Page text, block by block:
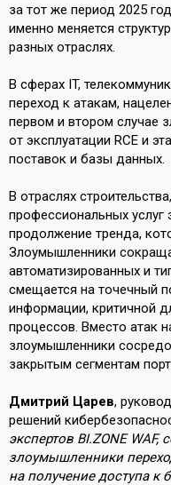
за тот же период 2025
именно меняется
разных отраслях.
В сферах IT,
переход к атакам,
первом и втором случае
от эксплуатации RCE и
поставок и базы данных.
В отраслях
профессиональных услуг
продолжение тренда,
Злоумышленники
автоматизированных и
смещается на точечный
информации, критичной
процессов. Вместо атак
злоумышленники
закрытым сегментам
Дмитрий Царев,
решений
экспертов BI.ZONE
злоумышленники
на получение доступа к